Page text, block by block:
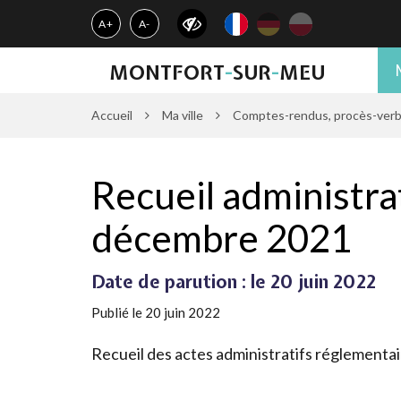
Gestion des traceurs
A+ A-
MONTFORT-SUR-MEU
Accueil Ma ville Comptes-rendus, procès-
Recueil
décembre 2021
Date de parution : le 20 juin 2022
Publié le 20 juin 2022
Recueil des actes administratifs